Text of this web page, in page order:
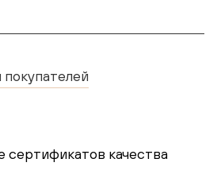
сертификатов качества